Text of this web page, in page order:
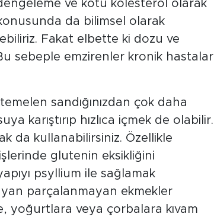
ve kötü kolesterol olarak
da bilimsel olarak
Fakat elbette ki dozu ve
sebeple emzirenler kronik hastalar
sandığınızdan çok daha
karıştırıp hızlıca içmek de olabilir.
da kullanabilirsiniz. Özellikle
glutenin eksikliğini
psyllium ile sağlamak
parçalanmayan ekmekler
yoğurtlara veya çorbalara kıvam